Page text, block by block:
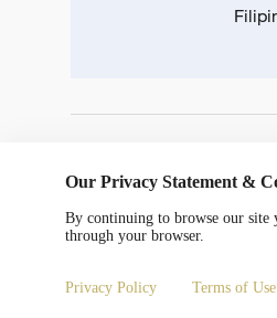
© China Radio
Our Privacy Statement &
By continuing to browse our site
through your browser.
Privacy Policy Terms of Use